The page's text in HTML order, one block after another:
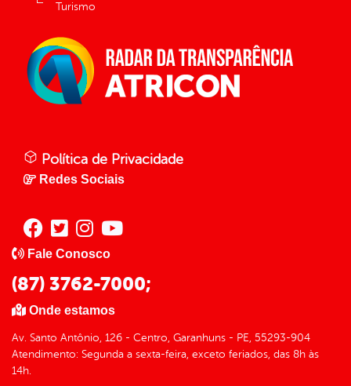
Turismo
Política de Privacidade
Redes Sociais
Fale Conosco
(87) 3762-7000;
Onde estamos
Av. Santo Antônio, 126 - Centro, Garanhuns - PE, 55293-904
Atendimento: Segunda a sexta-feira, exceto feriados, das 8h às
14h.